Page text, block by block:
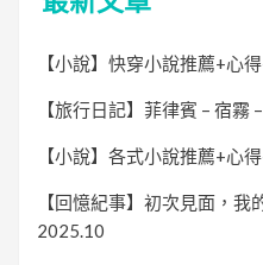
【小說】快穿小說推薦+心
【旅行日記】菲律賓 – 宿霧
【小說】各式小說推薦+心
【回憶紀事】初次見面，我
2025.10